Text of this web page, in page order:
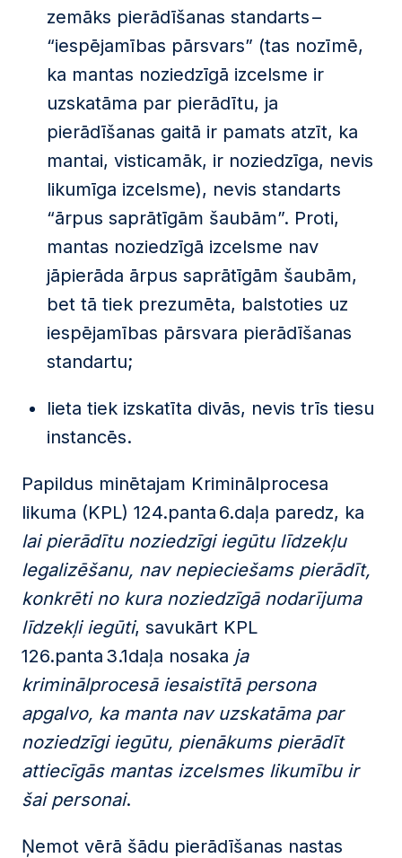
zemāks pierādīšanas standarts –
“iespējamības pārsvars” (tas nozīmē,
ka mantas noziedzīgā izcelsme ir
uzskatāma par pierādītu, ja
pierādīšanas gaitā ir pamats atzīt, ka
mantai, visticamāk, ir noziedzīga, nevis
likumīga izcelsme), nevis standarts
“ārpus saprātīgām šaubām”. Proti,
mantas noziedzīgā izcelsme nav
jāpierāda ārpus saprātīgām šaubām,
bet tā tiek prezumēta, balstoties uz
iespējamības pārsvara pierādīšanas
standartu;
lieta tiek izskatīta divās, nevis trīs tiesu
instancēs.
Papildus minētajam Kriminālprocesa
likuma (KPL) 124.panta 6.daļa paredz, ka
lai pierādītu noziedzīgi iegūtu līdzekļu
legalizēšanu, nav nepieciešams pierādīt,
konkrēti no kura noziedzīgā nodarījuma
līdzekļi iegūti, savukārt KPL
126.panta 3.1daļa nosaka ja
kriminālprocesā iesaistītā persona
apgalvo, ka manta nav uzskatāma par
noziedzīgi iegūtu, pienākums pierādīt
attiecīgās mantas izcelsmes likumību ir
šai personai.
Ņemot vērā šādu pierādīšanas nastas